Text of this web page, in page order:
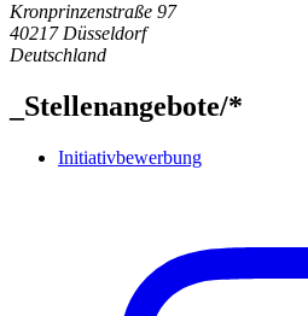
Kronprinzenstraße 97
40217 Düsseldorf
Deutschland
Stellenangebote/*
Initiativbewerbung